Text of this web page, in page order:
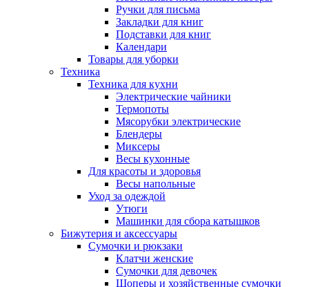
Ручки для письма
Закладки для книг
Подставки для книг
Календари
Товары для уборки
Техника
Техника для кухни
Электрические чайники
Термопоты
Мясорубки электрические
Блендеры
Миксеры
Весы кухонные
Для красоты и здоровья
Весы напольные
Уход за одеждой
Утюги
Машинки для сбора катышков
Бижутерия и аксессуары
Сумочки и рюкзаки
Клатчи женские
Сумочки для девочек
Шоперы и хозяйственные сумочки